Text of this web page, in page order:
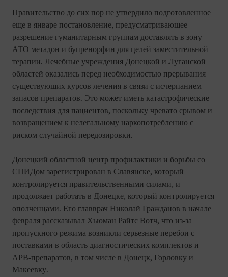
Правительство до сих пор не утвердило подготовленное
еще в январе постановление, предусматривающее
разрешение гуманитарным группам доставлять в зону
АТО метадон и бупренорфин для целей заместительной
терапии. Лечебные учреждения Донецкой и Луганской
областей оказались перед необходимостью прерывания
существующих курсов лечения в связи с исчерпанием
запасов препаратов. Это может иметь катастрофические
последствия для пациентов, поскольку чревато срывом и
возвращением к нелегальному наркопотреблению с
риском случайной передозировки.
Донецкий областной центр профилактики и борьбы со
СПИДом зарегистрирован в Славянске, который
контролируется правительственными силами, и
продолжает работать в Донецке, который контролируется
ополченцами. Его главврач Николай Гражданов в начале
февраля рассказывал Хьюман Райтс Вотч, что из-за
пропускного режима возникли серьезные перебои с
поставками в область диагностических комплектов и
АРВ-препаратов, в том числе в Донецк, Горловку и
Макеевку.